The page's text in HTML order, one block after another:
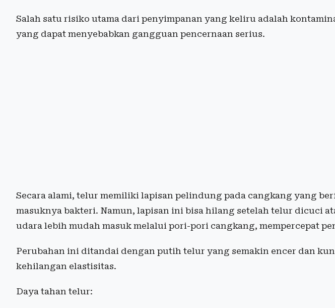
Salah satu risiko utama dari penyimpanan yang keliru adalah
yang dapat menyebabkan gangguan pencernaan serius.
Secara alami, telur memiliki lapisan pelindung pada cangkang yang
masuknya bakteri. Namun, lapisan ini bisa hilang setelah telur dicuci
udara lebih mudah masuk melalui pori-pori cangkang, mempercepat
Perubahan ini ditandai dengan putih telur yang semakin encer dan
kehilangan elastisitas.
Daya tahan telur: